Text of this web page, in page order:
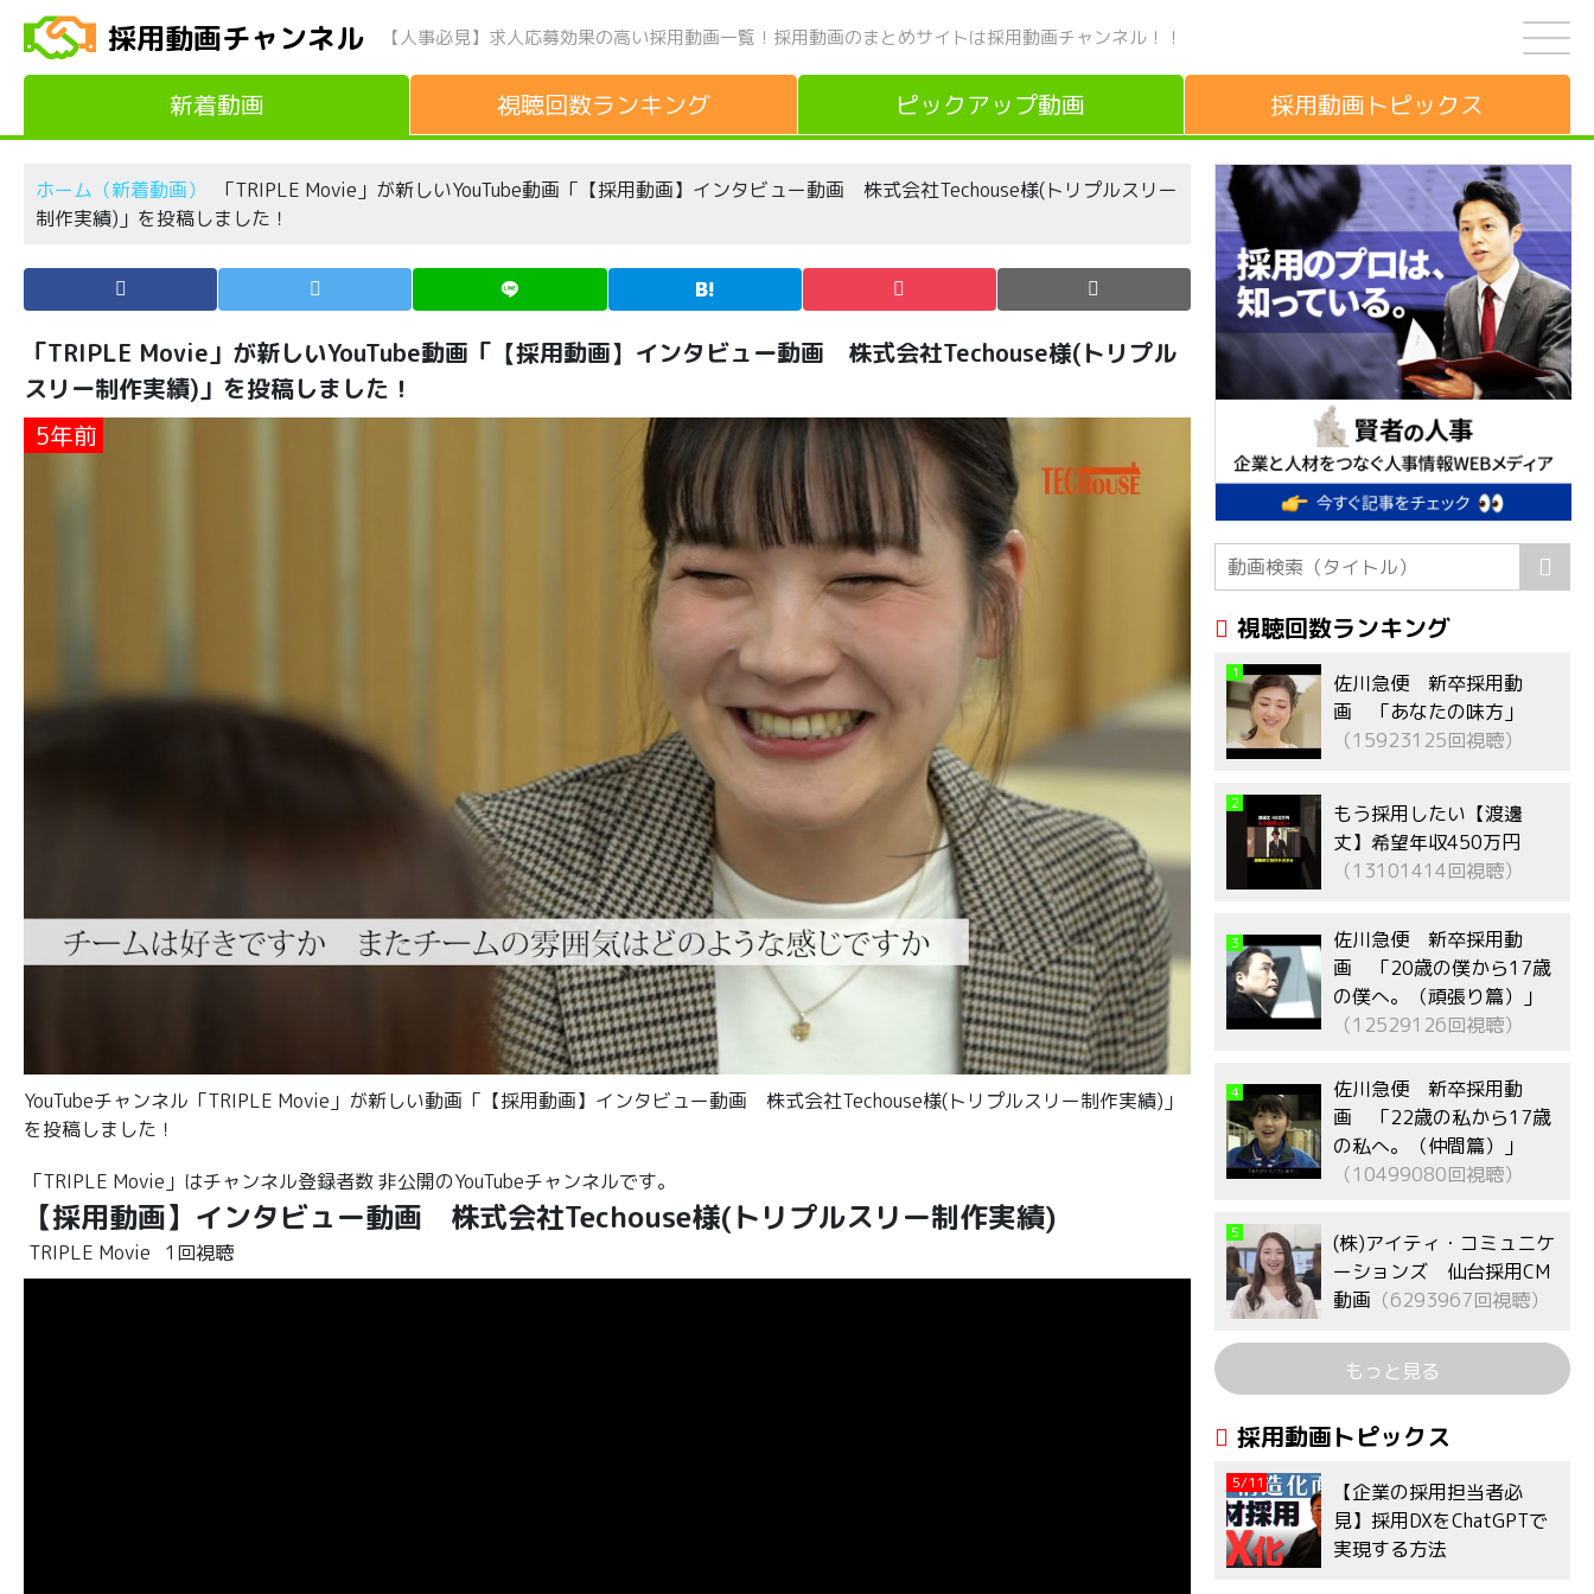
採用動画チャンネル 【人事必見】求人応募効果の高い採用動画一覧！ 採用動画のまとめサイトは採用動画チャンネル！！
新着動画 視聴回数ランキング ピックアップ動画 採用動画 トピックス
ホーム（新着動画）
「TRIPLE Movie」が新しいYouTube動画「【採用動画】インタビュー動画 株式会社Techouse様(トリプルスリー
制作実績)」を投稿しました！
「TRIPLE Movie」が新しいYouTube動画「【採用動画】インタビュー動画 株式会社Techouse様(トリプル
スリー制作実績)」を投稿しました！
5年前
YouTubeチャンネル「TRIPLE Movie」が新しい動画「【採用動画】インタビュー動画 株式会社Techouse様(トリプルスリー制作実績)」
を投稿しました！
「TRIPLE Movie」はチャンネル登録者数 非公開のYouTubeチャンネルです。
【採用動画】インタビュー動画 株式会社Techouse様(トリプルスリー制作実績)
TRIPLE Movie 1回視聴
視聴回数ランキング
1
佐川急便 新卒採用動
画 「あなたの味方」
（15923125回視聴）
2
もう採用したい【渡邊
丈】希望年収450万円
（13101414回視聴）
3
佐川急便 新卒採用動
画 「20歳の僕から17歳
の僕へ。（頑張り篇）」
（12529126回視聴）
4
佐川急便 新卒採用動
画 「22歳の私から17歳
の私へ。（仲間篇）」
（10499080回視聴）
5
(株)アイティ・コミュニケ
ーションズ 仙台採用CM
動画 （6293967回視聴）
もっと見る
採用動画トピックス
5/11
【企業の採用担当者必
見】採用DXをChatGPTで
実現する方法